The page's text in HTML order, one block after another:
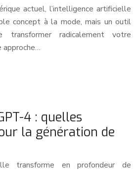
actuel, l’intelligence artificielle
concept à la mode, mais un outil
transformer radicalement votre
4 : quelles
la génération de
transforme en profondeur de